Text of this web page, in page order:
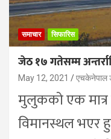
समाचार सिफारिस
जेठ १७ गतेसम्म
May 12, 2021 एचकेनेपाल
मुलुकको एक मात्र
विमानस्थल भएर